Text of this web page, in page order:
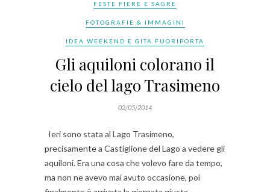
FESTE FIERE E SAGRE
FOTOGRAFIE & IMMAGINI
IDEA WEEKEND E GITA FUORIPORTA
Gli aquiloni colorano il
cielo del lago Trasimeno
02/05/2014
Ieri sono stata al Lago Trasimeno,
precisamente a Castiglione del Lago a vedere gli
aquiloni. Era una cosa che volevo fare da tempo,
ma non ne avevo mai avuto occasione, poi